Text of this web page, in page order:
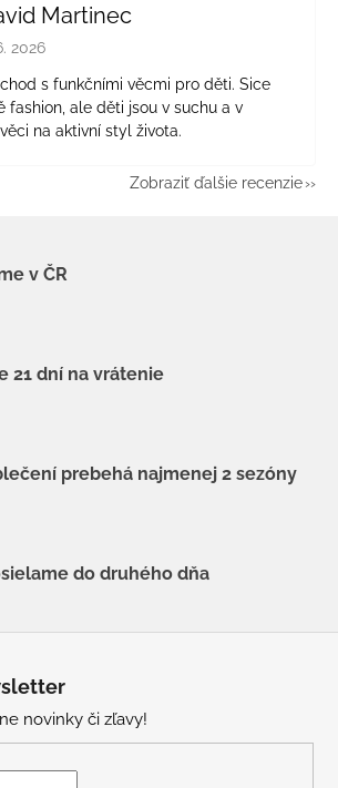
Martinec
obchodu je 5 z 5 hviezdičiek.
2026
s funkčními věcmi pro děti. Sice
fashion, ale děti jsou v suchu a v
na aktivní styl života.
Zobraziť ďalšie recenzie
v ČR
21 dní na vrátenie
prebehá najmenej 2 sezóny
do druhého dňa
novinky či zľavy!